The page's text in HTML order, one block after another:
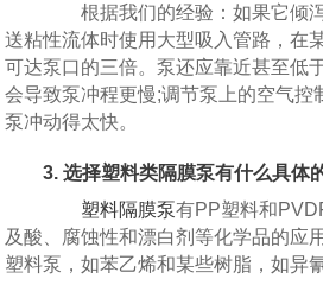
根据我们的经验：如果它倾
送粘性流体时使用大型吸入管路，在
可达泵口的三倍。泵还应靠近甚至低
会导致泵冲程更慢;调节泵上的空气控
泵冲动得太快。
3. 选择塑料类隔膜泵有什么具体
塑料隔膜泵有PP塑料和
及酸、腐蚀性和漂白剂等化学品的应
塑料泵，如苯乙烯和某些树脂，如异